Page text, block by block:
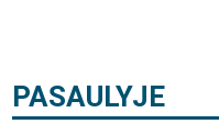
PASAULYJE